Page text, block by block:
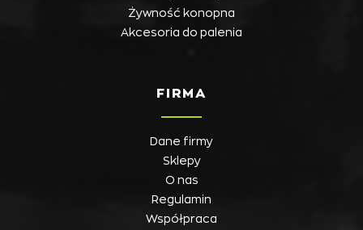
Żywność konopna
Akcesoria do palenia
FIRMA
Dane firmy
Sklepy
O nas
Regulamin
Współpraca